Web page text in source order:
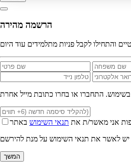
הרשמה מהירה
בשימוש. התחברו או בחרו כתובת מייל אחרת
אני מאשר/ת את תנאי השימוש באתר
יש לאשר את תנאי השימוש על מנת להירשם
המשך